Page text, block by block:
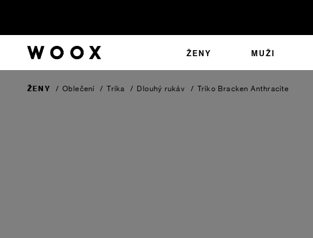
ŽENY MUŽI
ŽENY / Oblečení / Trika / Dlouhý rukáv / Triko Bracken Anthracite